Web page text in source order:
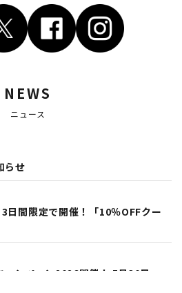
NEWS
ニュース
らせ
3日間限定で開催！「10％OFFクー
ャンペーン2026開催！ 5月30日